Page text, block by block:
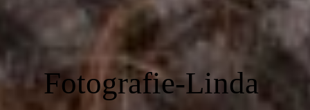
Fotografie-Linda